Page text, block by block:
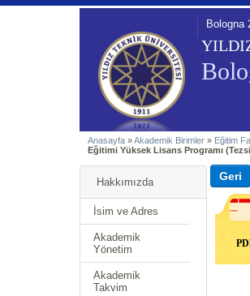
Bologna
Anasayfa »Akademik Birimler » Eğitim
Eğitimi Yüksek Lisans Programı
Hakkımızda
İsim ve Adres
Akademik
Yönetim
Akademik
Takvim